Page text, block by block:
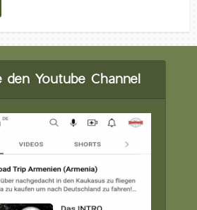
den Youtube Channel